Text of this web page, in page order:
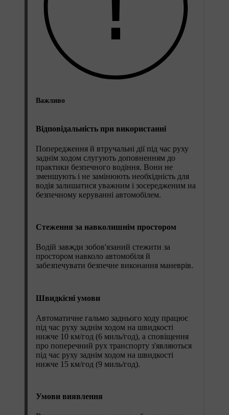
Важливо
Відповідальність при використанні
Попередження й втручальні дії під час руху
заднім ходом слугують доповненням до
практики безпечного водіння. Вони не
зменшують і не замінюють необхідність для
водія залишатися уважним і зосередженим на
безпечному керуванні автомобілем.
Стеження за навколишнім простором
Водій завжди зобов'язаний стежити за
простором навколо автомобіля й
забезпечувати безпечне виконання маневрів.
Швидкісні умови
Автоматичне гальмо заднього ходу працює
під час руху заднім ходом на швидкості
нижче 10 км/год (6 миль/год), а сповіщення
про поперечний рух транспорту з'являються
під час руху заднім ходом на швидкості
нижче 15 км/год (9 миль/год).
Умови виявлення